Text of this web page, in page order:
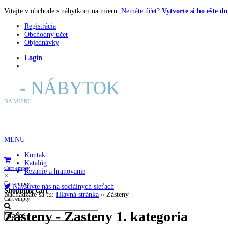
Vitajte v obchode s nábytkom na mieru. Nemáte účet? Vytvorte si ho ešte
Registrácia
Obchodný účet
Objednávky
Login
- NÁBYTOK
NA MIERU
Cart empty
×
Cart empty
Shopping cart
Cart empty
MENU
Kontakt
Katalóg
Rezanie a hranovanie
Navštívte nás na sociálnych sieťach
Nachádzate sa tu: Hlavná stránka » Zásteny
Zásteny - Zasteny 1. kategoria